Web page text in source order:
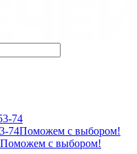
74
74Поможем с выбором!
Поможем с выбором!